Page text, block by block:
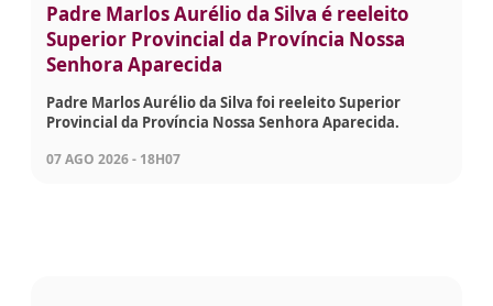
Padre Marlos Aurélio da Silva é reeleito
Superior Provincial da Província Nossa
Senhora Aparecida
Padre Marlos Aurélio da Silva foi reeleito Superior
Provincial da Província Nossa Senhora Aparecida.
07 AGO 2026 - 18H07